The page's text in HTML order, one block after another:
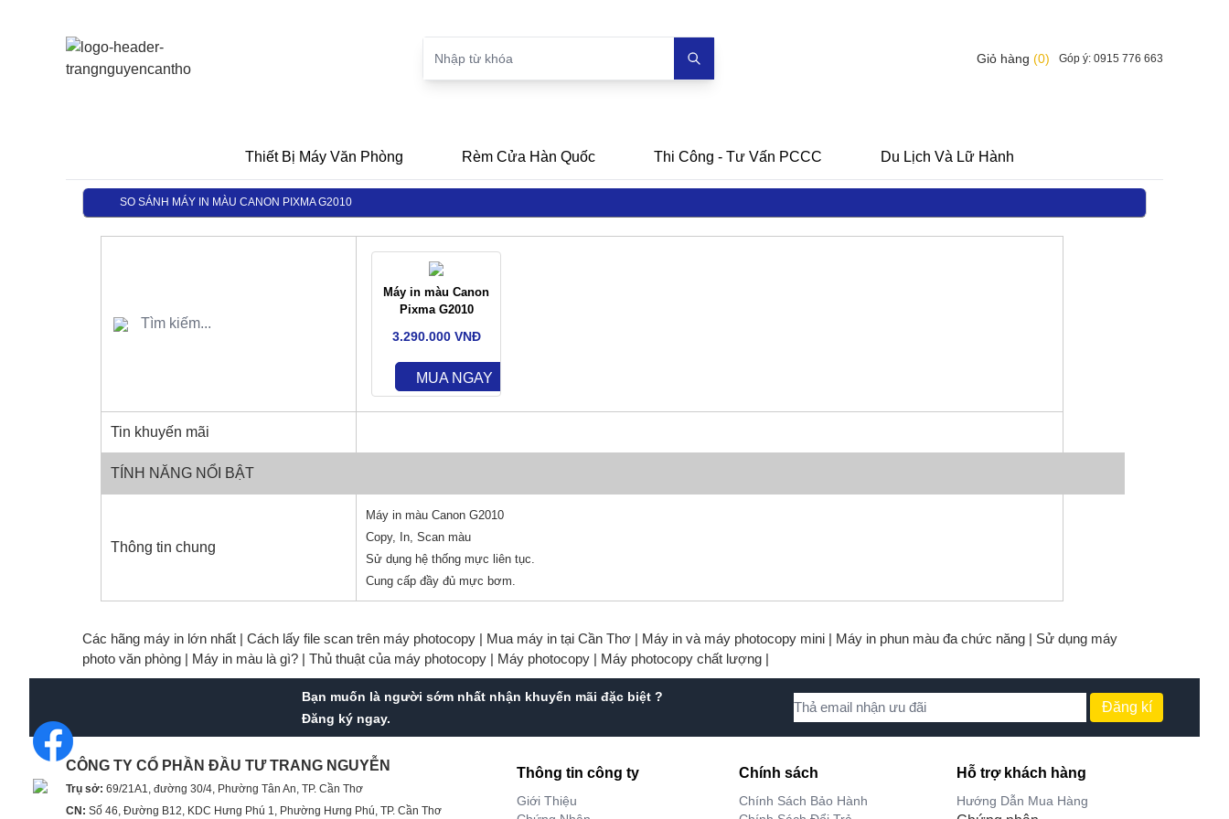
Giỏ hàng (0) Góp ý: 0915 776 663
Thiết Bị Máy Văn Phòng Rèm Cửa Hàn Quốc Thi Công - Tư Vấn PCCC Du Lịch Và Lữ Hành
SO SÁNH MÁY IN MÀU CANON PIXMA G2010
Máy in màu Canon
Pixma G2010
3.290.000 VNĐ
MUA NGAY
Tin khuyến mãi
TÍNH NĂNG NỔI BẬT
Thông tin chung
Máy in màu Canon G2010
Copy, In, Scan màu
Sử dụng hệ thống mực liên tục.
Cung cấp đầy đủ mực bơm.
Các hãng máy in lớn nhất | Cách lấy file scan trên máy photocopy | Mua máy in tại Cần Thơ | Máy in và máy photocopy mini | Máy in phun màu đa chức năng | Sử dụng máy
photo văn phòng | Máy in màu là gì? | Thủ thuật của máy photocopy | Máy photocopy | Máy photocopy chất lượng |
Bạn muốn là người sớm nhất nhận khuyến mãi đặc biệt ?
Đăng ký ngay.
Đăng kí
CÔNG TY CỔ PHẦN ĐẦU TƯ TRANG NGUYỄN
Trụ sở: 69/21A1, đường 30/4, Phường Tân An, TP. Cần Thơ
CN: Số 46, Đường B12, KDC Hưng Phú 1, Phường Hưng Phú, TP. Cần Thơ
Thông tin công ty
Giới Thiệu
Chính sách
Chính Sách Bảo Hành
Hỗ trợ khách hàng
Hướng Dẫn Mua Hàng